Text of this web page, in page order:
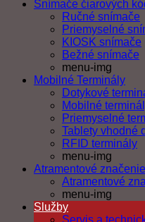
Snímače čiarových
Ručné snímače
Priemyselné
KIOSK snímače
Bežné snímače
menu-img
Mobilné Terminály
Dotykové
Mobilné
Priemyselné
Tablety vhodné
RFID terminály
menu-img
Atramentové značenie
Atramentové
menu-img
Služby
Servis a